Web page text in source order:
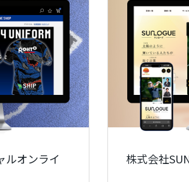
ルオンライ
株式会社